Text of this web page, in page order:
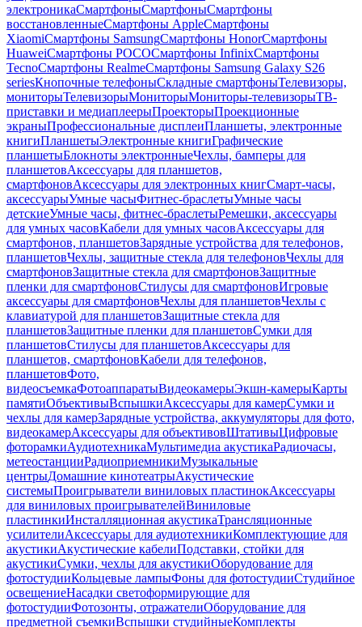
электроникаСмартфоныСмартфоныСмартфоны
восстановленныеСмартфоны AppleСмартфоны
XiaomiСмартфоны SamsungСмартфоны HonorСмартфоны
HuaweiСмартфоны POCOСмартфоны InfinixСмартфоны
TecnoСмартфоны RealmeСмартфоны Samsung Galaxy S26
seriesКнопочные телефоныСкладные смартфоныТелевизоры,
мониторыТелевизорыМониторыМониторы-телевизорыТВ-
приставки и медиаплеерыПроекторыПроекционные
экраныПрофессиональные дисплеиПланшеты, электронные
книгиПланшетыЭлектронные книгиГрафические
планшетыБлокноты электронныеЧехлы, бамперы для
планшетовАксессуары для планшетов,
смартфоновАксессуары для электронных книгСмарт-часы,
аксессуарыУмные часыФитнес-браслетыУмные часы
детскиеУмные часы, фитнес-браслетыРемешки, аксессуары
для умных часовКабели для умных часовАксессуары для
смартфонов, планшетовЗарядные устройства для телефонов,
планшетовЧехлы, защитные стекла для телефоновЧехлы для
смартфоновЗащитные стекла для смартфоновЗащитные
пленки для смартфоновСтилусы для смартфоновИгровые
аксессуары для смартфоновЧехлы для планшетовЧехлы с
клавиатурой для планшетовЗащитные стекла для
планшетовЗащитные пленки для планшетовСумки для
планшетовСтилусы для планшетовАксессуары для
планшетов, смартфоновКабели для телефонов,
планшетовФото,
видеосъемкаФотоаппаратыВидеокамерыЭкшн-камерыКарты
памятиОбъективыВспышкиАксессуары для камерСумки и
чехлы для камерЗарядные устройства, аккумуляторы для фото,
видеокамерАксессуары для объективовШтативыЦифровые
фоторамкиАудиотехникаМультимедиа акустикаРадиочасы,
метеостанцииРадиоприемникиМузыкальные
центрыДомашние кинотеатрыАкустические
системыПроигрыватели виниловых пластинокАксессуары
для виниловых проигрывателейВиниловые
пластинкиИнсталляционная акустикаТрансляционные
усилителиАксессуары для аудиотехникиКомплектующие для
акустикиАкустические кабелиПодставки, стойки для
акустикиСумки, чехлы для акустикиОборудование для
фотостудииКольцевые лампыФоны для фотостудииСтудийное
освещениеНасадки светоформирующие для
фотостудииФотозонты, отражателиОборудование для
предметной съемкиВспышки студийныеКомплекты